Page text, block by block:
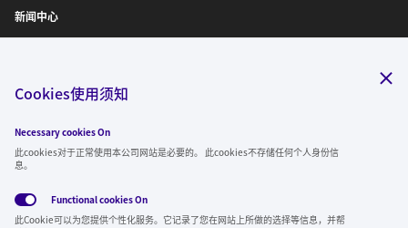
新闻中心
关注我们
全球隐私政 使用条 社交媒体方
Cookies使用须知
Necessary cookies On
此cookies对于正常使用本公司网站是必要的。 此cookies不存储任何个人身份信
息。
Functional cookiesOn
此Cookie可以为您提供个性化服务。它记录了您在网站上所做的选择等信息，并帮